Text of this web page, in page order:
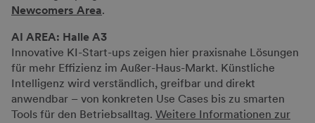
Newcomers Area.
AI AREA: Halle A3
Innovative KI-Start-ups zeigen hier praxisnahe Lösungen
für mehr Effizienz im Außer-Haus-Markt. Künstliche
Intelligenz wird verständlich, greifbar und direkt
anwendbar – von konkreten Use Cases bis zu smarten
Tools für den Betriebsalltag. Weitere Informationen zur